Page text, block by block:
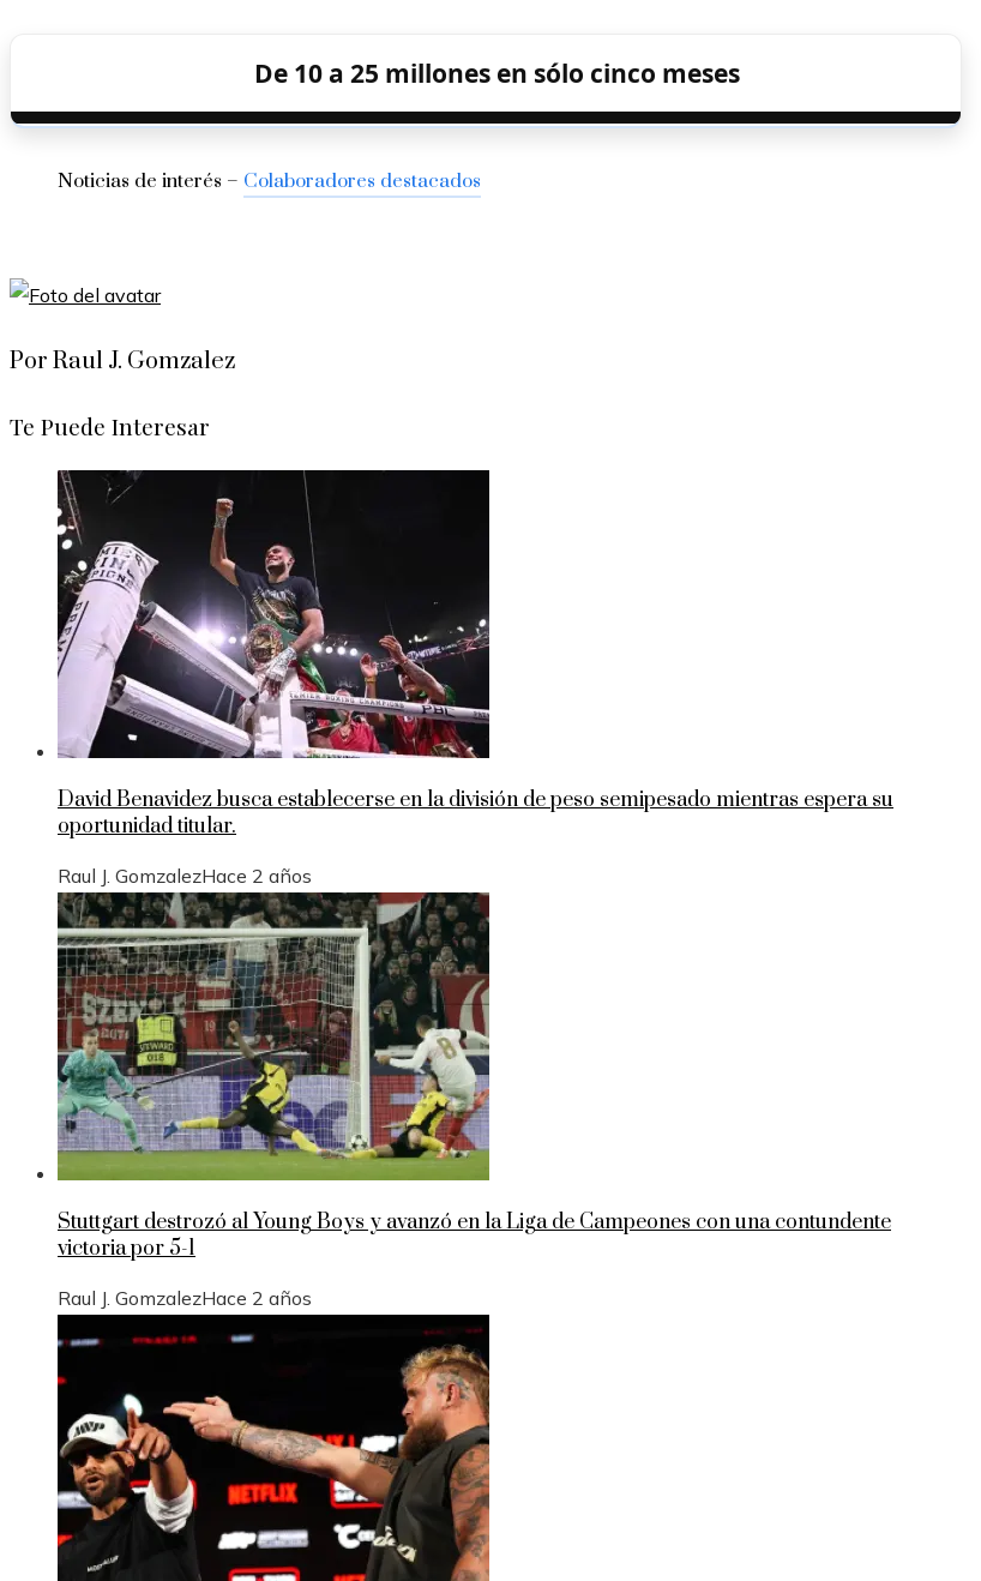
De 10 a 25 millones en sólo cinco meses
Noticias de interés – Colaboradores destacados
Por Raul J. Gomzalez
Te Puede Interesar
David Benavidez busca establecerse en la división de peso semipesado mientras espera su
oportunidad titular.
Raul J. GomzalezHace 2 años
Stuttgart destrozó al Young Boys y avanzó en la Liga de Campeones con una contundente
victoria por 5-1
Raul J. GomzalezHace 2 años